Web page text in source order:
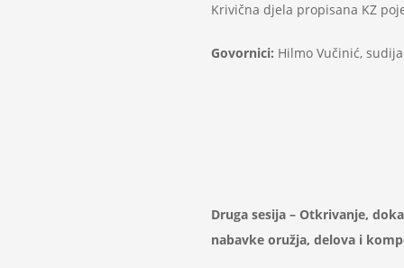
Krivična djela propisana KZ
Govornici: Hilmo Vučinić,
Druga sesija – Otkrivanje,
nabavke oružja, delova i